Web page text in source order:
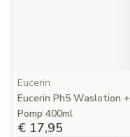
Eucerin
Eucerin Ph5 Waslotion +
Pomp 400ml
€ 17,95